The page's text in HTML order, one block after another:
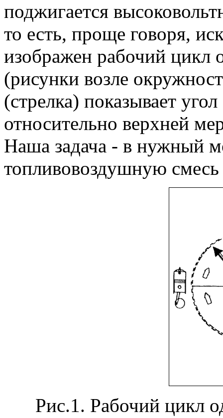
поджигается
то есть, проще говоря,
изображен рабочий цикл
(рисунки возле
(стрелка) показывает
относительно верхней
Наша задача - в нужный
топливовоздушную
Рис.1. Рабочий цикл